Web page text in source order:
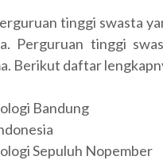
tinggi swasta
Perguruan tinggi
Berikut daftar
Bandung
Sepuluh Nopember